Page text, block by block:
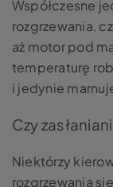
Współczesne
rozgrzewania,
aż motor pod
temperaturę
i jedynie
Czy
Niektórzy
rozgrzewania